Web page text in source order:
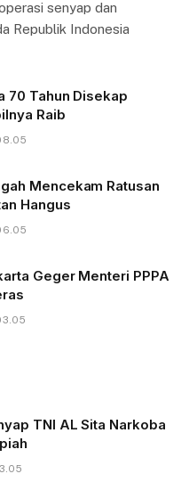
senyap dan
Republik Indonesia
70 Tahun Disekap
Raib
Mencekam Ratusan
Hangus
Geger Menteri PPPA
TNI AL Sita Narkoba